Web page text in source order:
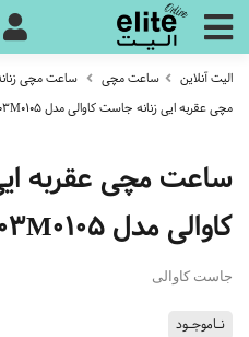
الیت آنلاین ساعت مچی ساعت مچی
مچی عقربه ایی زنانه جاست کاوالی مدل JC1L003M0105
ساعت مچی عقربه
کاوالی مدل JC1L003M0105
جاست کاوالی
نـاموجـود